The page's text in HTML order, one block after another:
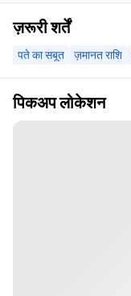
ज़रूरी शर्तें
पते का सबूत ज़मानत राशि
पिकअप लोकेशन